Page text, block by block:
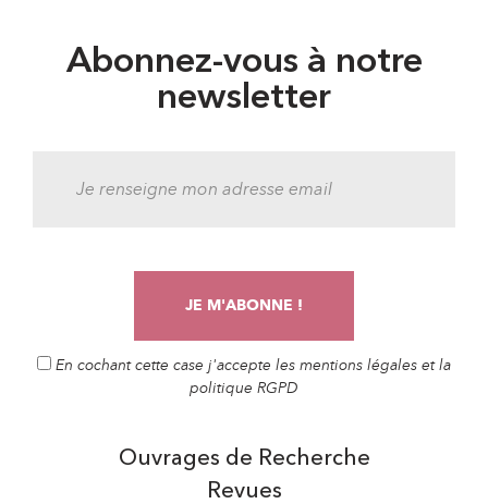
Abonnez-vous à notre
newsletter
En cochant cette case j'accepte les mentions légales et la
politique RGPD
Ouvrages de Recherche
Revues